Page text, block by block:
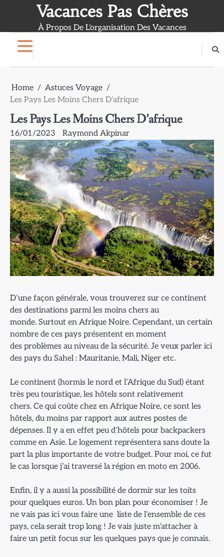
Vacances Pas Chères
À Propos De L'organisation Des Vacances
Home
Astuces Voyage
Les Pays Les Moins Chers D’afrique
Les Pays Les Moins Chers D’afrique
16/01/2023 Raymond Akpinar
D’une façon générale, vous trouverez sur ce continent
des destinations parmi les moins chers au
monde. Surtout en Afrique Noire. Cependant, un certain
nombre de ces pays présentent en moment
des problèmes au niveau de la sécurité. Je veux parler ici
des pays du Sahel : Mauritanie, Mali, Niger etc.
Le continent (hormis le nord et l’Afrique du Sud) étant
très peu touristique, les hôtels sont relativement
chers. Ce qui coûte chez en Afrique Noire, ce sont les
hôtels, du moins par rapport aux autres postes de
dépenses. Il y a en effet peu d’hôtels pour backpackers
comme en Asie. Le logement représentera sans doute la
part la plus importante de votre budget. Pour moi, ce fut
le cas lorsque j’ai traversé la région en moto en 2006.
Enfin, il y a aussi la possibilité de dormir sur les toits
pour quelques euros. Un bon plan pour économiser ! Je
ne vais pas ici vous faire une liste de l’ensemble de ces
pays, cela serait trop long ! Je vais juste m’attacher à
faire un petit focus sur les quelques pays que je connais.